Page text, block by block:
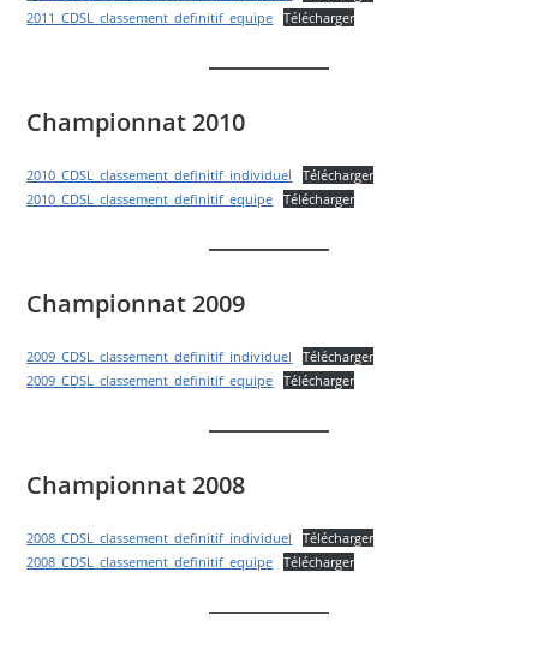
2011_CDSL_classement_definitif_equipe Télécharger
Championnat 2010
2010_CDSL_classement_definitif_individuel
Télécharger
2010_CDSL_classement_definitif_equipe Télécharger
Championnat 2009
2009_CDSL_classement_definitif_individuel
Télécharger
2009_CDSL_classement_definitif_equipe Télécharger
Championnat 2008
2008_CDSL_classement_definitif_individuel
Télécharger
2008_CDSL_classement_definitif_equipe Télécharger